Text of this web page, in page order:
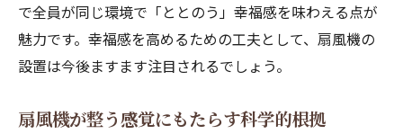
で全員が同じ環境で「ととのう」幸福感を味わえる点が
魅力です。幸福感を高めるための工夫として、扇風機の
設置は今後ますます注目されるでしょう。
扇風機が整う感覚にもたらす科学的根拠